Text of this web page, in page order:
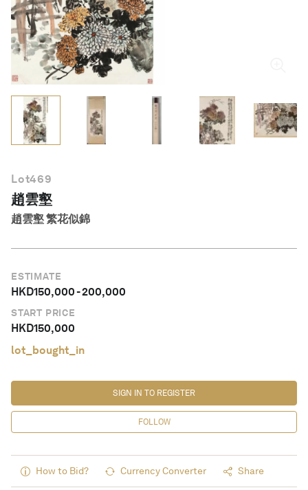
繁體中文
Lot469
趙雲壑
趙雲壑 繁花似錦
ESTIMATE
HKD150,000-200,000
START PRICE
HKD150,000
lot_bought_in
FOLLOW
SIGN IN TO REGISTER
How to Bid? Currency Converter Share